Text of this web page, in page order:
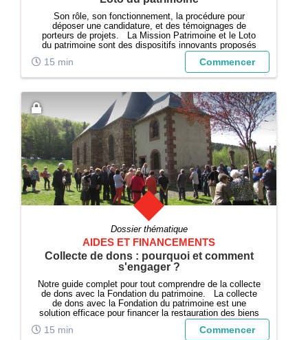
Son rôle, son fonctionnement, la procédure pour
déposer une candidature, et des témoignages de
porteurs de projets. La Mission Patrimoine et le Loto
du patrimoine sont des dispositifs innovants proposés
par la Fondation du patrimoine pour soutenir les
propriétaires privés et les associations...
15 min Commencer
Dossier thématique
AIDES ET FINANCEMENTS
Collecte de dons : pourquoi et comment
s'engager ?
Notre guide complet pour tout comprendre de la collecte
de dons avec la Fondation du patrimoine. La collecte
de dons avec la Fondation du patrimoine est une
solution efficace pour financer la restauration des biens
d'intérêt, qu'il s'agisse d'une église historique, d'un
15 min Commencer